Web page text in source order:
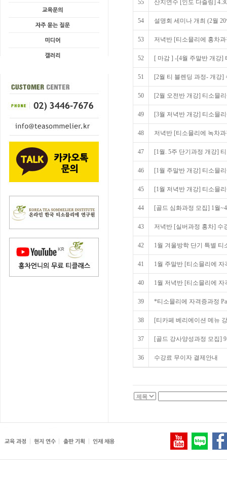
55 산지연수 [인도 다즐링]
54 설명회 세미나 개최 (2월
53 저녁반 [티소믈리에 홍차
52 [ 마감 ] -[4월 주말반 개강]
51 [2월 티 블렌딩 과정- 개강]
50 [2월 오전반 개강] 티소믈
49 [3월 저녁반 개강] 티소믈
48 저녁반 [티소믈리에 녹차
47 [1월. 5주 단기과정 개강]
46 [1월 주말반 개강] 티소믈
45 [1월 저녁반 개강] 티소믈
44 [골드 심화과정 모집] 1월
43 저녁반 [실버과정 홍차] 수
42 1월 겨울방학 단기 특별
41 1월 주말반 [티소믈리에
40 1월 저녁반 [티소믈리에 자
39 *티소믈리에 자격증과정
38 [티카페 베리에이션 메뉴
37 [골드 강사양성과정 모집]
36 수강료 무이자 결제안내